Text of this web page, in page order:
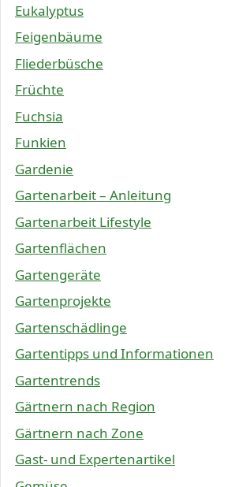
Eukalyptus
Feigenbäume
Fliederbüsche
Früchte
Fuchsia
Funkien
Gardenie
Gartenarbeit – Anleitung
Gartenarbeit Lifestyle
Gartenflächen
Gartengeräte
Gartenprojekte
Gartenschädlinge
Gartentipps und Informationen
Gartentrends
Gärtnern nach Region
Gärtnern nach Zone
Gast- und Expertenartikel